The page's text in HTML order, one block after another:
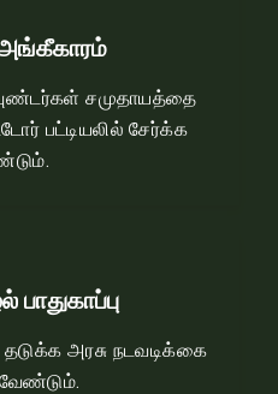
சமுதாயத்தை
பட்டியலில்‌ சேர்க்க
பாதுகாப்பு
தடுக்க அரசு நடவடிக்கை